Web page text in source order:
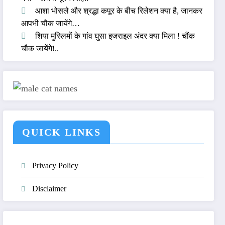
आशा भोसले और श्रद्धा कपूर के बीच रिलेशन क्या है, जानकर
आपभी चौक जायेंगे…
शिया मुस्लिमों के गांव घुसा इजराइल अंदर क्या मिला ! चौंक
चौक जायेंगे!..
QUICK LINKS
Privacy Policy
Disclaimer